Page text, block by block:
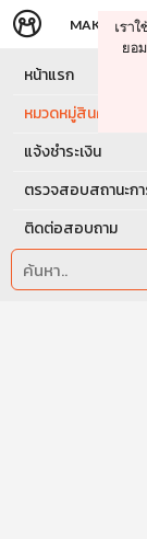
จัดการรถเข็น
MAKERSเรา
ยอ
หน้าแรก
หมวดหมู่สินค้า
แจ้งชำระเงิน
ตรวจสอบสถานะก
ติดต่อสอบถาม